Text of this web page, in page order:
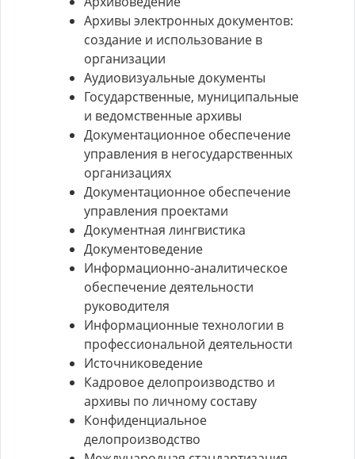
Архивы электронных документов:
создание и использование в
организации
Аудиовизуальные документы
Государственные, муниципальные
и ведомственные архивы
Документационное обеспечение
управления в негосударственных
организациях
Документационное обеспечение
управления проектами
Документная лингвистика
Документоведение
Информационно-аналитическое
обеспечение деятельности
руководителя
Информационные технологии в
профессиональной деятельности
Источниковедение
Кадровое делопроизводство и
архивы по личному составу
Конфиденциальное
делопроизводство